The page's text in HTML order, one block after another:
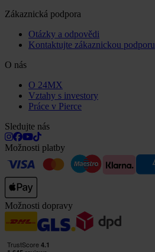
Zákaznická podpora
Otázky a odpovědi
Kontaktujte zákaznickou podporu
O nás
O 24MX
Vztahy s investory
Práce v Pierce
Sledujte nás
Možnosti platby
Možnosti dopravy